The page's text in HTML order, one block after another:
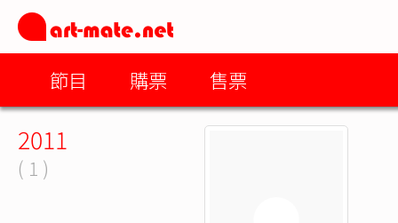
節目 購票 售票
2011
( 1 )